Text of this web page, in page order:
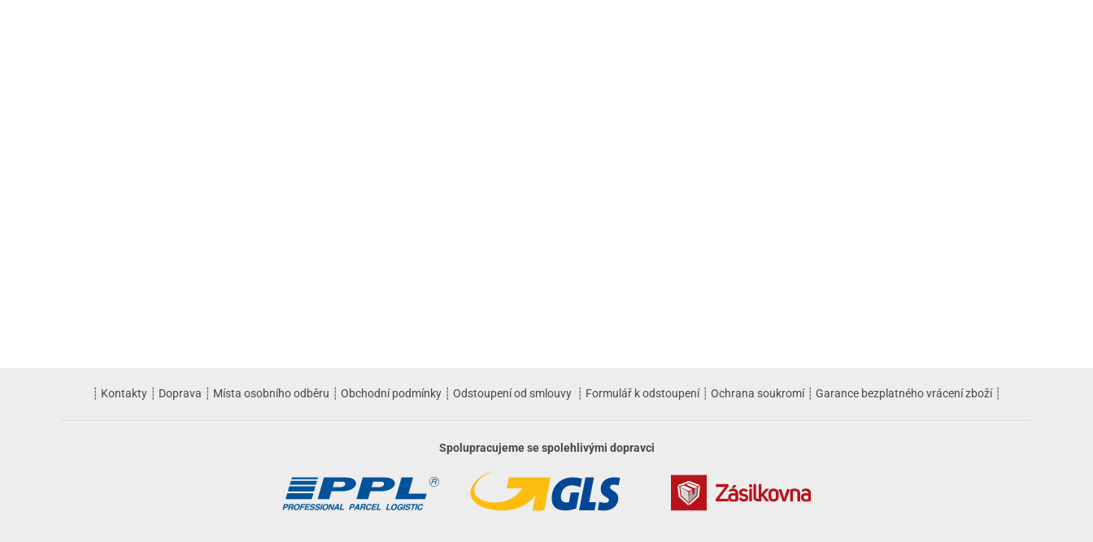
┊ Kontakty ┊ Doprava ┊ Místa osobního odběru ┊ Obchodní podmínky ┊ Odstoupení od smlouvy ┊ Formulář k odstoupení┊ Ochrana soukromí┊ Garance bezplatného vrácení zboží┊
Spolupracujeme se spolehlivými dopravci